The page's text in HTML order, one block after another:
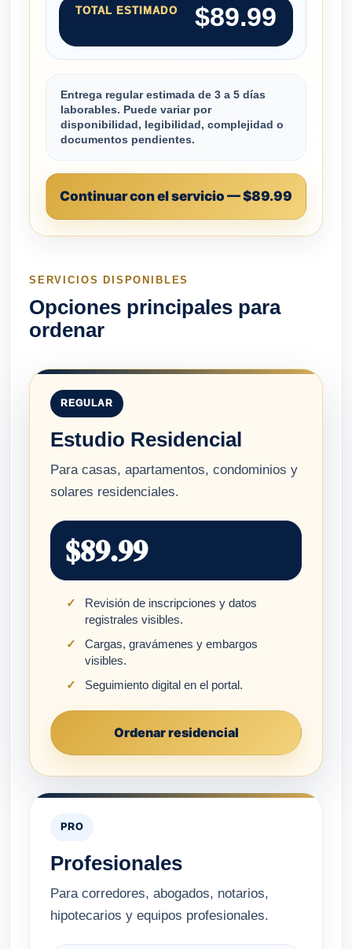
TOTAL ESTIMADO $89.99
Entrega regular estimada de 3 a 5 días
laborables. Puede variar por
disponibilidad, legibilidad, complejidad o
documentos pendientes.
Continuar con el servicio — $89.99
SERVICIOS DISPONIBLES
Opciones principales para
ordenar
REGULAR
Estudio Residencial
Para casas, apartamentos, condominios y
solares residenciales.
$89.99
Revisión de inscripciones y datos
registrales visibles.
Cargas, gravámenes y embargos
visibles.
Seguimiento digital en el portal.
Ordenar residencial
PRO
Profesionales
Para corredores, abogados, notarios,
hipotecarios y equipos profesionales.